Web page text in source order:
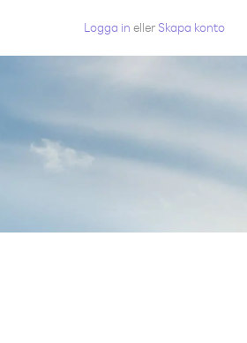
Logga in eller Skapa konto